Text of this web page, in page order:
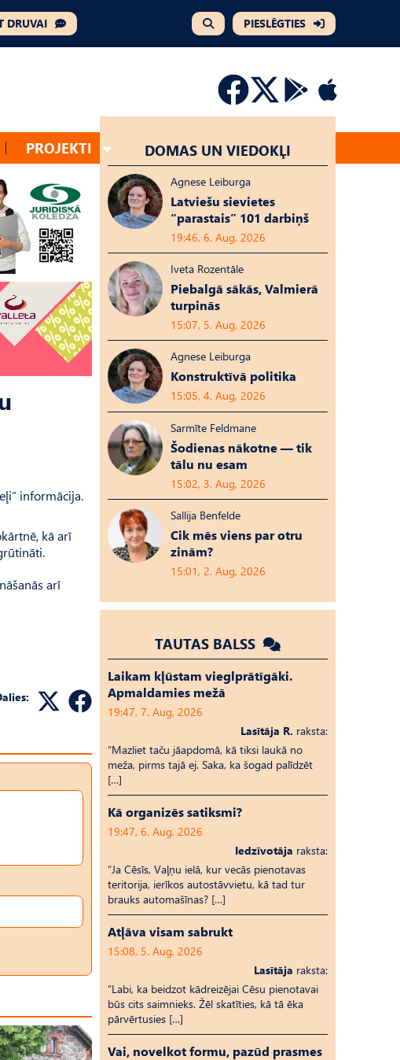
DRUVAI PIESLĒGTIES
PROJEKTI
informācija.
kā arī
arī
DOMAS UN VIEDOKĻI
Agnese Leiburga
Latviešu sievietes
“parastais” 101 darbiņš
19:46, 6. Aug, 2026
Iveta Rozentāle
Piebalgā sākās, Valmierā
turpinās
15:07, 5. Aug, 2026
Agnese Leiburga
Konstruktīvā politika
15:05, 4. Aug, 2026
Sarmīte Feldmane
Šodienas nākotne — tik
tālu nu esam
15:02, 3. Aug, 2026
Sallija Benfelde
Cik mēs viens par otru
zinām?
15:01, 2. Aug, 2026
TAUTAS BALSS
Laikam kļūstam vieglprātīgāki.
Apmaldamies mežā
19:47, 7. Aug, 2026
Lasītāja R. raksta:
“Mazliet taču jāapdomā, kā tiksi laukā no
meža, pirms tajā ej. Saka, ka šogad palīdzēt
[…]
Kā organizēs satiksmi?
19:47, 6. Aug, 2026
Iedzīvotāja raksta:
“Ja Cēsīs, Vaļņu ielā, kur vecās pienotavas
teritorija, ierīkos autostāvvietu, kā tad tur
brauks automašīnas? […]
Atļāva visam sabrukt
15:08, 5. Aug, 2026
Lasītāja raksta:
“Labi, ka beidzot kādreizējai Cēsu pienotavai
būs cits saimnieks. Žēl skatīties, kā tā ēka
pārvērtusies […]
Vai, novelkot formu, pazūd prasmes